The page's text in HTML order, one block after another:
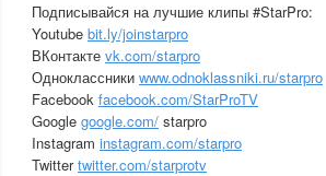
Подписывайся на лучшие клипы #StarPro:
Youtube bit.ly/joinstarpro
ВКонтакте vk.com/starpro
Одноклассники www.odnoklassniki.ru/starpro
Facebook facebook.com/StarProTV
Google google.com/ starpro
Instagram instagram.com/starpro
Twittertwitter.com/starprotv